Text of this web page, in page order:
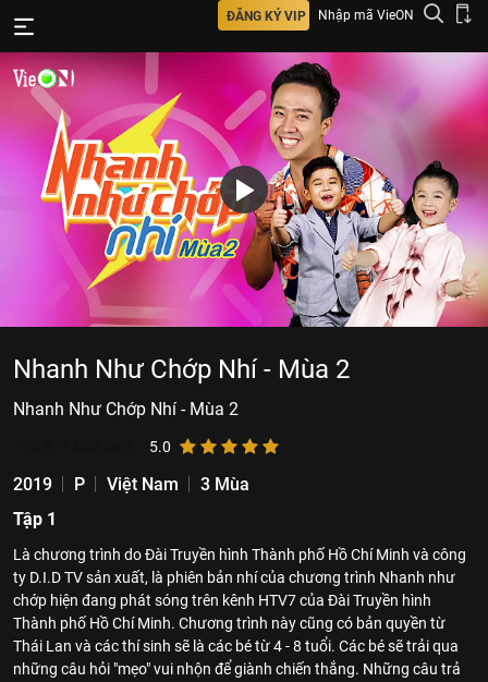
ĐĂNG KÝ VIP Nhập mã VieON
Nhanh Như Chớp Nhí - Mùa 2
Nhanh Như Chớp Nhí - Mùa 2
5.0
2019 P Việt Nam
3 Mùa
Tập 1
Là chương trình do Đài Truyền hình Thành phố Hồ Chí Minh và công
ty D.I.D TV sản xuất, là phiên bản nhí của chương trình Nhanh như
chớp hiện đang phát sóng trên kênh HTV7 của Đài Truyền hình
Thành phố Hồ Chí Minh. Chương trình này cũng có bản quyền từ
Thái Lan và các thí sinh sẽ là các bé từ 4 - 8 tuổi. Các bé sẽ trải qua
những câu hỏi "mẹo" vui nhộn để giành chiến thắng. Những câu trả